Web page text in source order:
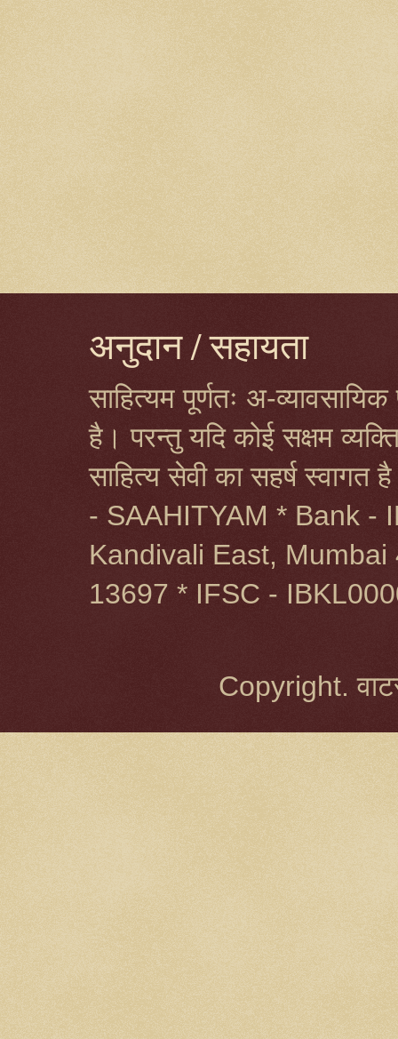
अनुदान / सहायता
साहित्यम पूर्णतः अ-
है। परन्तु यदि कोई सक्षम
साहित्य सेवी का सहर्ष
- SAAHITYAM * Bank -
Kandivali East,
13697 * IFSC -
Copyright.